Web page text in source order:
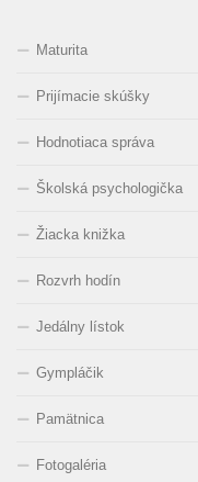
Maturita
Prijímacie skúšky
Hodnotiaca správa
Školská psychologička
Žiacka knižka
Rozvrh hodín
Jedálny lístok
Gympláčik
Pamätnica
Fotogaléria